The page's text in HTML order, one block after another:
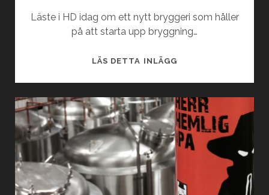
Läste i HD idag om ett nytt bryggeri som håller
på att starta upp bryggning…
LÄS DETTA INLÄGGRÅÅ
3:E
BRYGGERIET
I
HELSINGBORG